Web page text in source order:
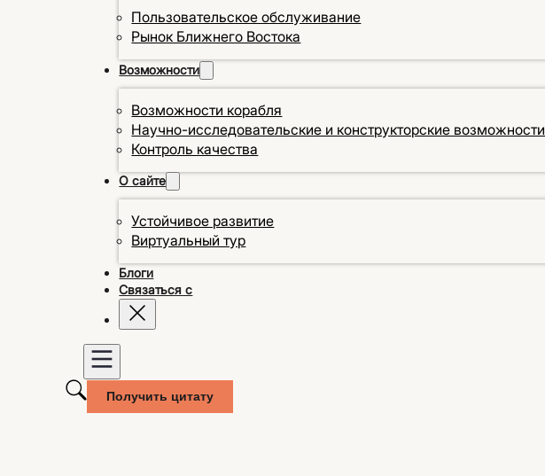
Пользовательское обслуживание
Рынок Ближнего Востока
Возможности
Возможности корабля
Научно-исследовательские и конструкторские возможности
Контроль качества
О сайте
Устойчивое развитие
Виртуальный тур
Блоги
Связаться с
Получить цитату